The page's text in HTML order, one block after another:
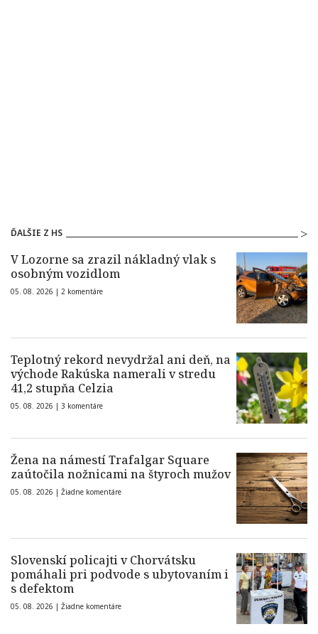
ĎALŠIE Z HS
V Lozorne sa zrazil nákladný vlak s
osobným vozidlom
05. 08. 2026 | 2 komentáre
Teplotný rekord nevydržal ani deň, na
východe Rakúska namerali v stredu
41,2 stupňa Celzia
05. 08. 2026 | 3 komentáre
Žena na námestí Trafalgar Square
zaútočila nožnicami na štyroch mužov
05. 08. 2026 | Žiadne komentáre
Slovenskí policajti v Chorvátsku
pomáhali pri podvode s ubytovaním i
s defektom
05. 08. 2026 | Žiadne komentáre